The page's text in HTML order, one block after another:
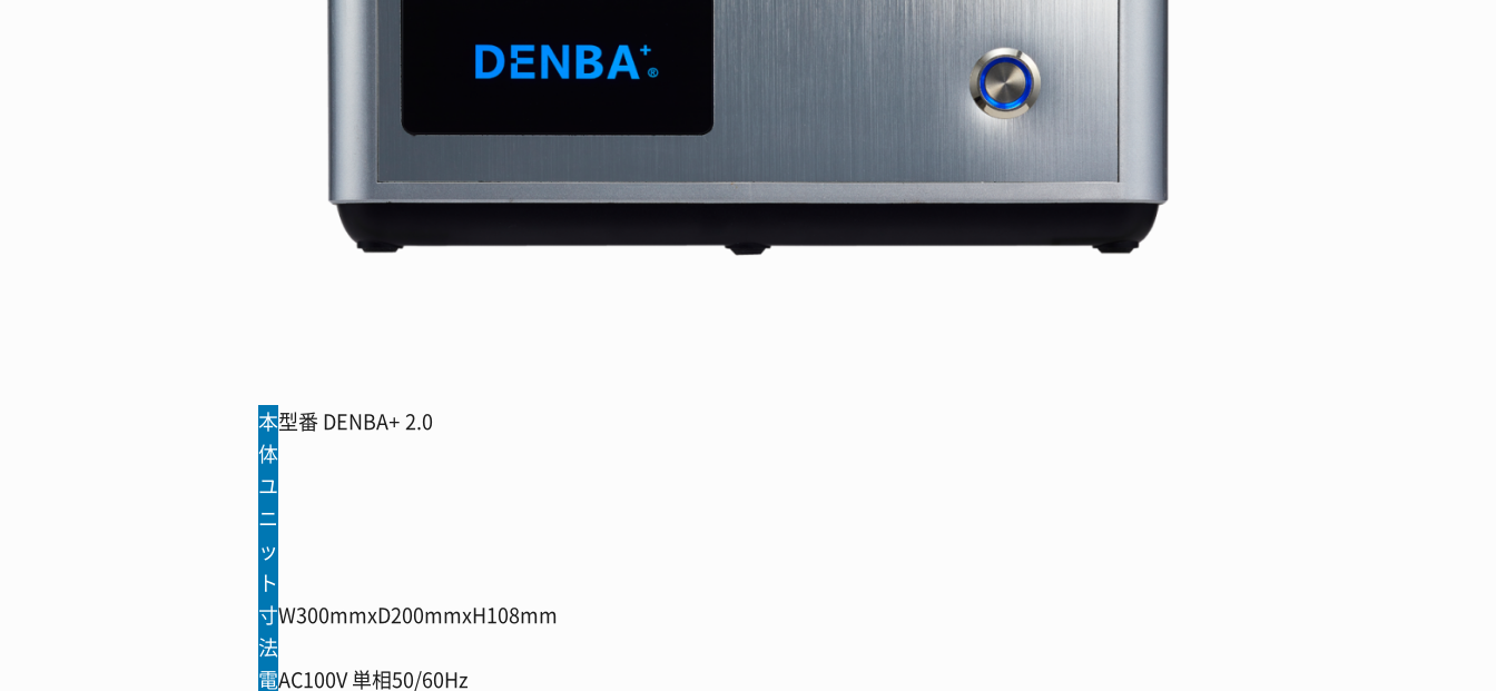
本
体
ユ
ニ
ッ
ト
型番 DENBA+ 2.0
寸
法
W300mmxD200mmxH108mm
電AC100V 単相50/60Hz